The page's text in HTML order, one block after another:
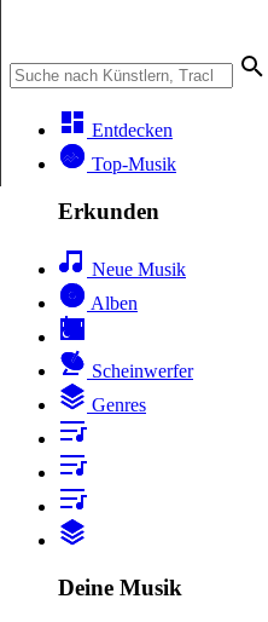
Entdecken
Top-Musik
Erkunden
Neue Musik
Alben
Scheinwerfer
Genres
Deine Musik